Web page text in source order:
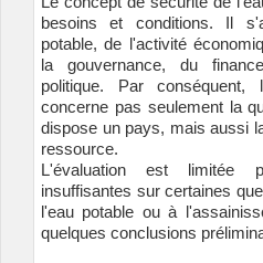
besoins et conditions. Il
potable, de l'activité
la gouvernance, du
politique. Par
concerne pas seulement la
dispose un pays, mais aussi
ressource.
L'évaluation est limitée
insuffisantes sur certaines
l'eau potable ou à
quelques conclusions